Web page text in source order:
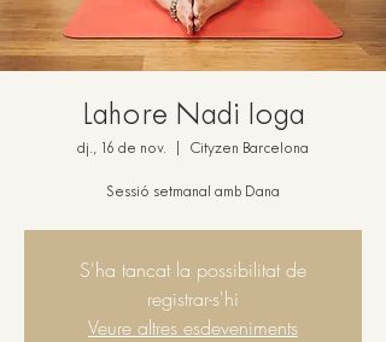
Lahore Nadi Ioga
dj., 16 de nov. Cityzen Barcelona
Sessió setmanal amb Dana
S'ha tancat la possibilitat de
registrar-s'hi
Veure altres esdeveniments